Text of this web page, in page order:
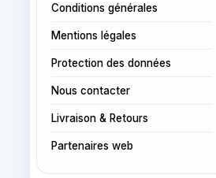
Conditions générales
Mentions légales
Protection des données
Nous contacter
Livraison & Retours
Partenaires web